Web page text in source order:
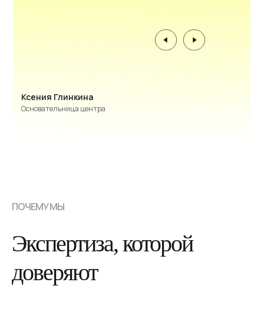
Основательница центра
Ксения Глинкина
ПОЧЕМУ МЫ
Экспертиза, которой
доверяют